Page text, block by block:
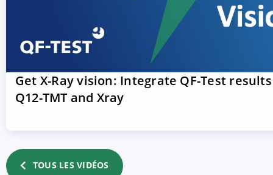
Get X-Ray vision: Integrate QF-Test
Q12-TMT and Xray
TOUS LES VIDÉOS